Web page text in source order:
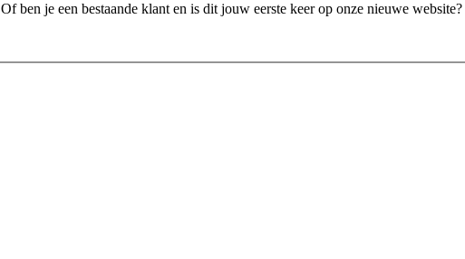
Of ben je een bestaande klant en is dit jouw eerste keer op onze nieuwe website?